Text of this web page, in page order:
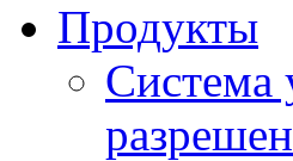
Продукты
Система